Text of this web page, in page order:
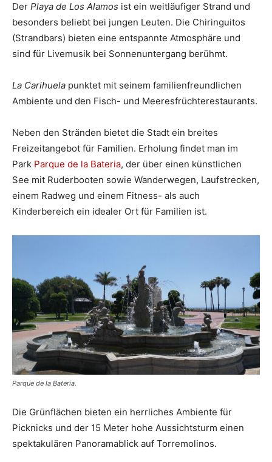
Der Playa de Los Alamos ist ein weitläufiger Strand und
besonders beliebt bei jungen Leuten. Die Chiringuitos
(Strandbars) bieten eine entspannte Atmosphäre und
sind für Livemusik bei Sonnenuntergang berühmt.
La Carihuela punktet mit seinem familienfreundlichen
Ambiente und den Fisch- und Meeresfrüchterestaurants.
Neben den Stränden bietet die Stadt ein breites
Freizeitangebot für Familien. Erholung findet man im
Park Parque de la Bateria, der über einen künstlichen
See mit Ruderbooten sowie Wanderwegen, Laufstrecken,
einem Radweg und einem Fitness- als auch
Kinderbereich ein idealer Ort für Familien ist.
Parque de la Bateria.
Die Grünflächen bieten ein herrliches Ambiente für
Picknicks und der 15 Meter hohe Aussichtsturm einen
spektakulären Panoramablick auf Torremolinos.